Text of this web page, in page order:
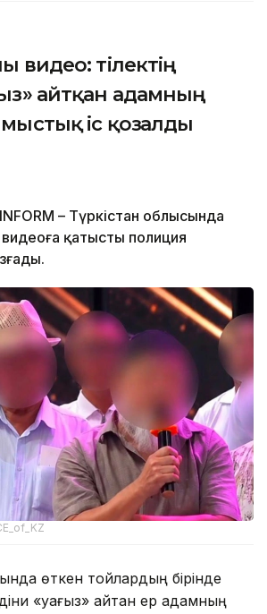
видео: тілектің
айтқан адамның
іс қозғалды
– Түркістан облысында
видеоға қатысты полиция
өткен тойлардың бірінде
«уағыз» айтқан ер адамның